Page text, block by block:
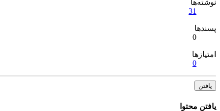
نوشته‌ها
31
پسندها
0
امتیازها
0
یافتن
یافتن محتوا